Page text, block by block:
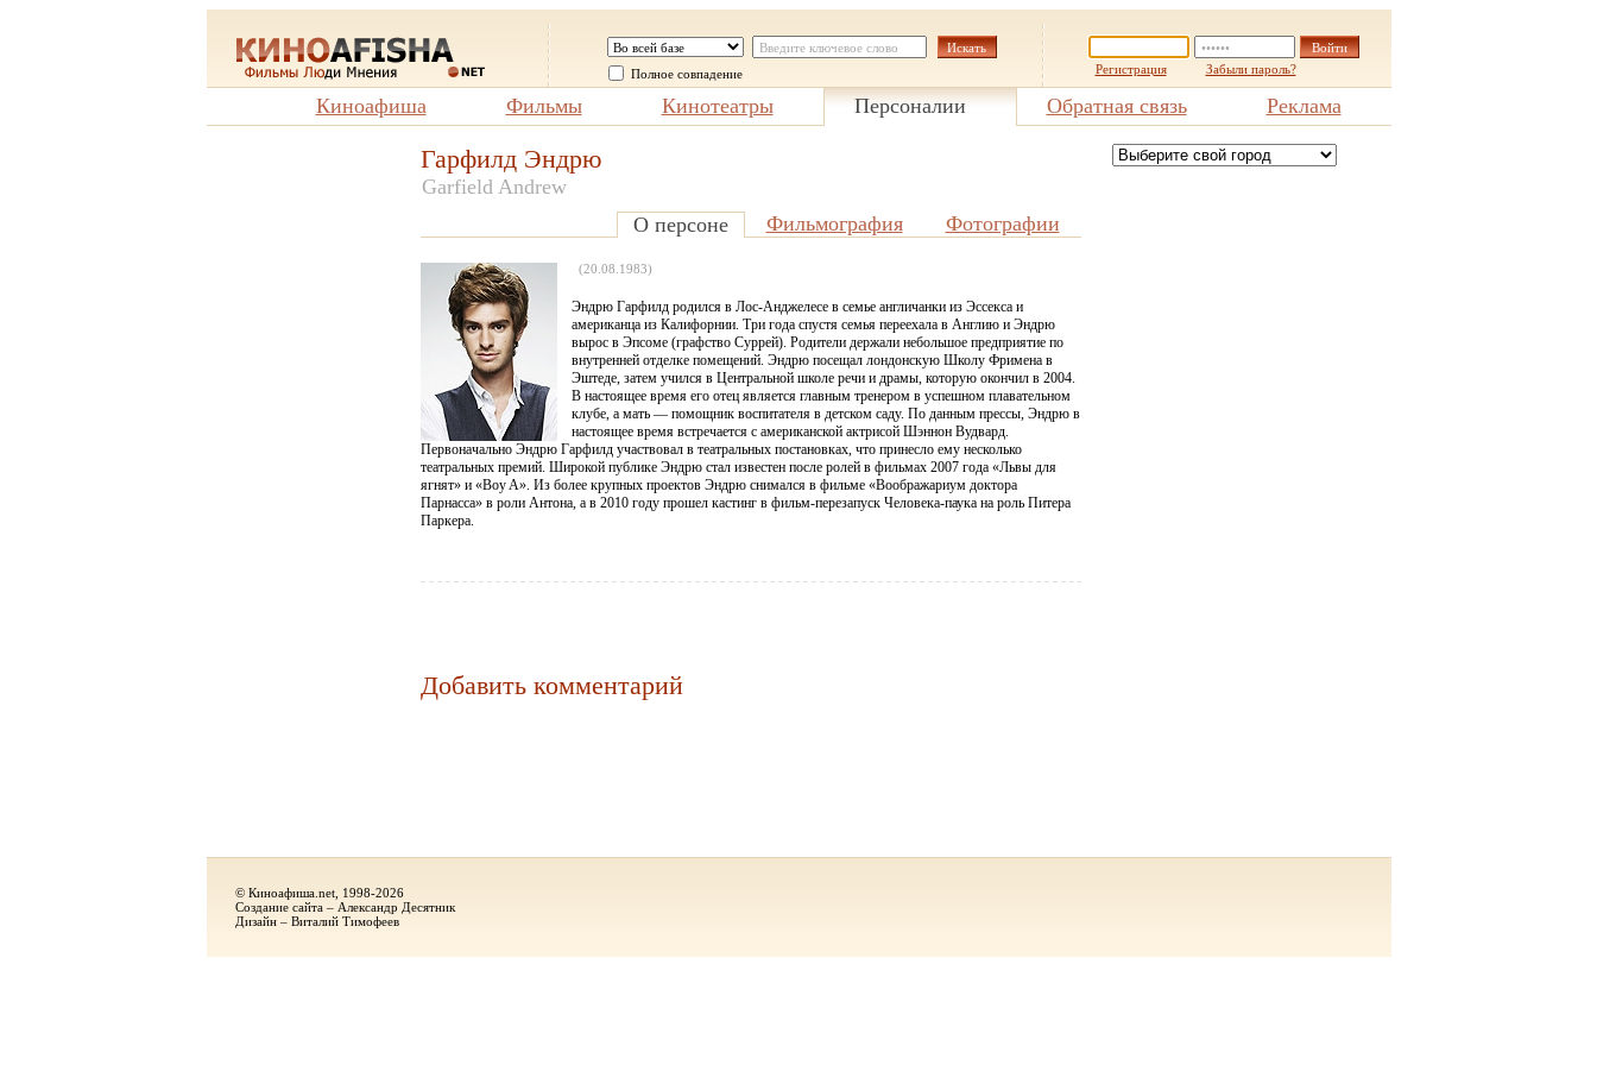
Полное совпадение Регистрация Забыли пароль?
Киноафиша Фильмы Кинотеатры Персоналии Обратная связь Реклама
Гарфилд Эндрю
Garfield Andrew
О персоне
Фильмография Фотографии
(20.08.1983)
Эндрю Гарфилд родился в Лос-Анджелесе в семье англичанки из Эссекса и
американца из Калифорнии. Три года спустя семья переехала в Англию и Эндрю
вырос в Эпсоме (графство Суррей). Родители держали небольшое предприятие по
внутренней отделке помещений. Эндрю посещал лондонскую Школу Фримена в
Эштеде, затем учился в Центральной школе речи и драмы, которую окончил в 2004.
В настоящее время его отец является главным тренером в успешном плавательном
клубе, а мать — помощник воспитателя в детском саду. По данным прессы, Эндрю в
настоящее время встречается с американской актрисой Шэннон Вудвард.
Первоначально Эндрю Гарфилд участвовал в театральных постановках, что принесло ему несколько
театральных премий. Широкой публике Эндрю стал известен после ролей в фильмах 2007 года «Львы для
ягнят» и «Boy A». Из более крупных проектов Эндрю снимался в фильме «Воображариум доктора
Парнасса» в роли Антона, а в 2010 году прошел кастинг в фильм-перезапуск Человека-паука на роль Питера
Паркера.
Добавить комментарий
© Киноафиша.net, 1998-2026
Создание сайта – Александр Десятник
Дизайн – Виталий Тимофеев